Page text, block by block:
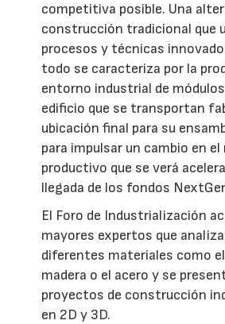
competitiva posible. Una
construcción tradicional que
procesos y técnicas
todo se caracteriza por la
entorno industrial de
edificio que se transportan
ubicación final para su
para impulsar un cambio en el
productivo que se verá
llegada de los fondos
El Foro de Industrialización
mayores expertos que
diferentes materiales como
madera o el acero y se
proyectos de construcción
en 2D y 3D.